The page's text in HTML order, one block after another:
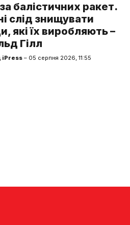
балістичних ракет.
слід знищувати
які їх виробляють –
Гілл
iPress – 05 серпня 2026, 11:55